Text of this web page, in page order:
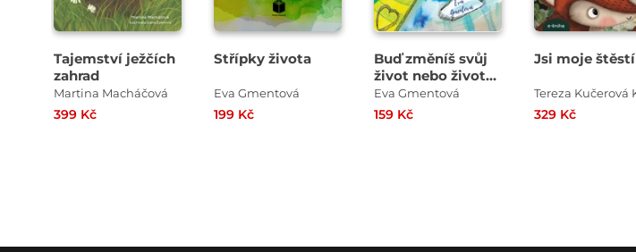
Tajemství ježčích
zahrad
Martina Macháčová
399 Kč
Střípky života
Eva Gmentová
199 Kč
Buď změníš svůj
život nebo život
změní tebe
Eva Gmentová
159 Kč
Jsi moje štěstí
329 Kč